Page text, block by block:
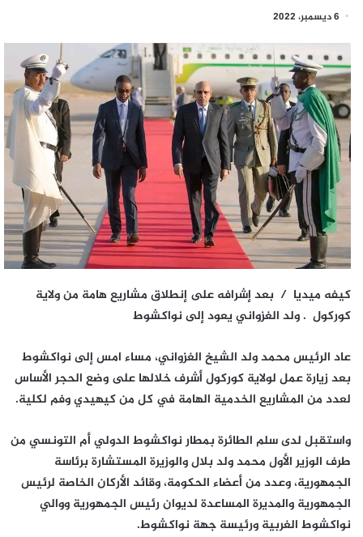
6 ديسمبر، 2022
كيفه ميديا / بعد إشرافه على إنطلاق مشاريع هامة من ولاية
كوركول . ولد الغزواني يعود إلى نواكشوط
عاد الرئيس محمد ولد الشيخ الغزواني، مساء امس إلى نواكشوط
بعد زيارة عمل لولاية كوركول أشرف خلالها على وضع الحجر الأساس
لعدد من المشاريع الخدمية الهامة في كل من كيهيدي وفم لكلية.
واستقبل لدى سلم الطائرة بمطار نواكشوط الدولي أم التونسي من
طرف الوزير الأول محمد ولد بلال والوزيرة المستشارة برئاسة
الجمهورية، وعدد من أعضاء الحكومة، وقائد الأركان الخاصة لرئيس
الجمهورية والمديرة المساعدة لديوان رئيس الجمهورية ووالي
نواكشوط الغربية ورئيسة جهة نواكشوط.